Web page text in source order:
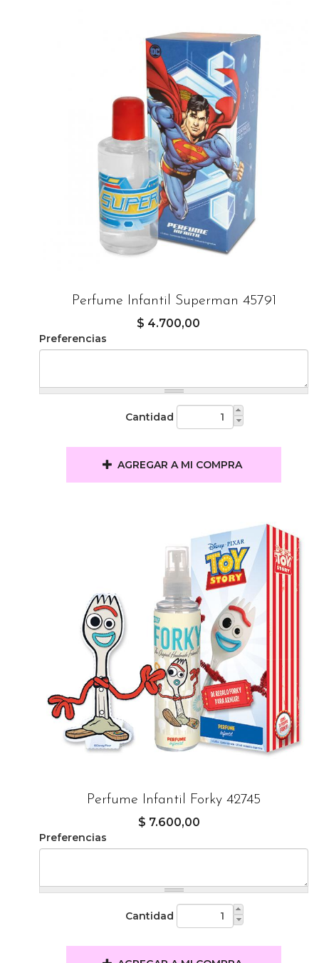
Perfume Infantil Superman 45791
$ 4.700,00
Preferencias
Cantidad
AGREGAR A MI COMPRA
Perfume Infantil Forky 42745
$ 7.600,00
Preferencias
Cantidad